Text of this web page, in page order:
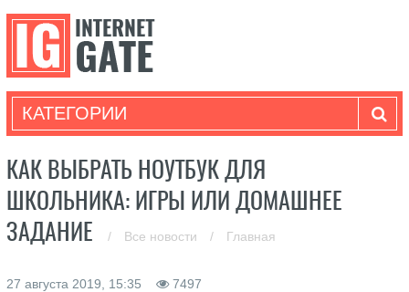
КАТЕГОРИИ
КАК ВЫБРАТЬ НОУТБУК ДЛЯ
ШКОЛЬНИКА: ИГРЫ ИЛИ ДОМАШНЕЕ
ЗАДАНИЕ
/ Все новости / Главная
27 августа 2019, 15:35 7497